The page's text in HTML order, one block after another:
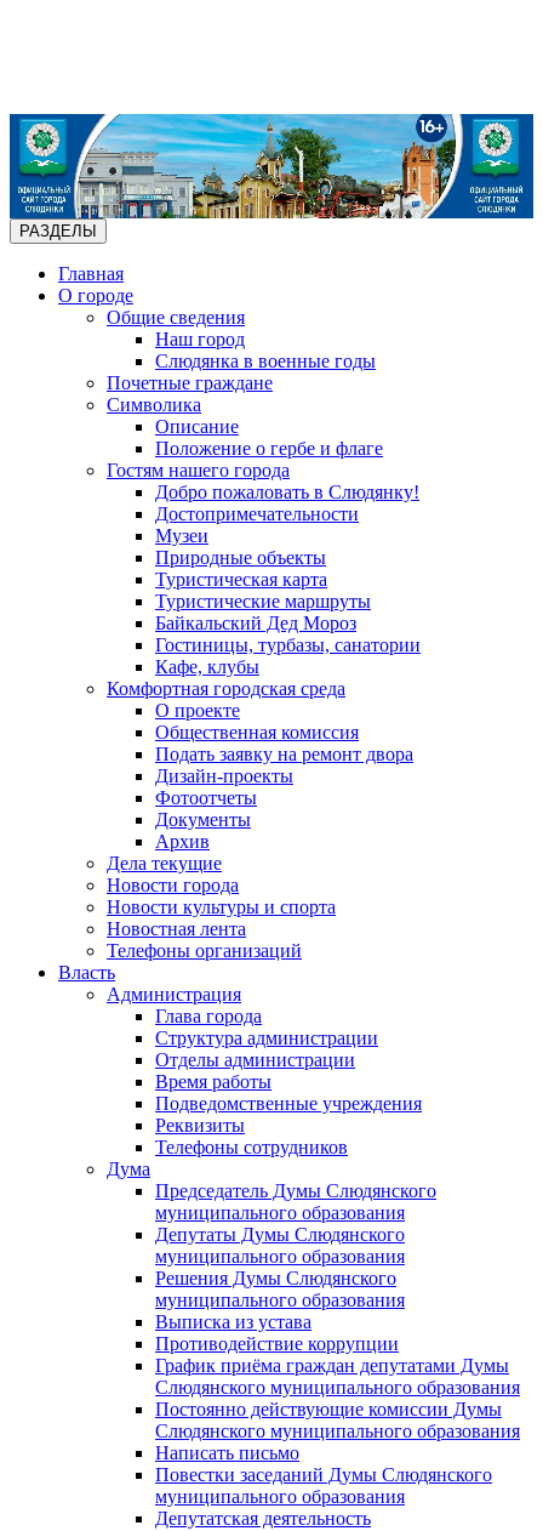
РАЗДЕЛЫ
Главная
О городе
Общие сведения
Наш город
Слюдянка в военные годы
Почетные граждане
Символика
Описание
Положение о гербе и флаге
Гостям нашего города
Добро пожаловать в Слюдянку!
Достопримечательности
Музеи
Природные объекты
Туристическая карта
Туристические маршруты
Байкальский Дед Мороз
Гостиницы, турбазы, санатории
Кафе, клубы
Комфортная городская среда
О проекте
Общественная комиссия
Подать заявку на ремонт двора
Дизайн-проекты
Фотоотчеты
Документы
Архив
Дела текущие
Новости города
Новости культуры и спорта
Новостная лента
Телефоны организаций
Власть
Администрация
Глава города
Структура администрации
Отделы администрации
Время работы
Подведомственные учреждения
Реквизиты
Телефоны сотрудников
Дума
Председатель Думы Слюдянского
муниципального образования
Депутаты Думы Слюдянского
муниципального образования
Решения Думы Слюдянского
муниципального образования
Выписка из устава
Противодействие коррупции
График приёма граждан депутатами Думы
Слюдянского муниципального образования
Постоянно действующие комиссии Думы
Слюдянского муниципального образования
Написать письмо
Повестки заседаний Думы Слюдянского
муниципального образования
Депутатская деятельность